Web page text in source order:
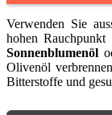
Verwenden Sie
hohen
Sonnenblumenöl
Olivenöl
Bitterstoffe und